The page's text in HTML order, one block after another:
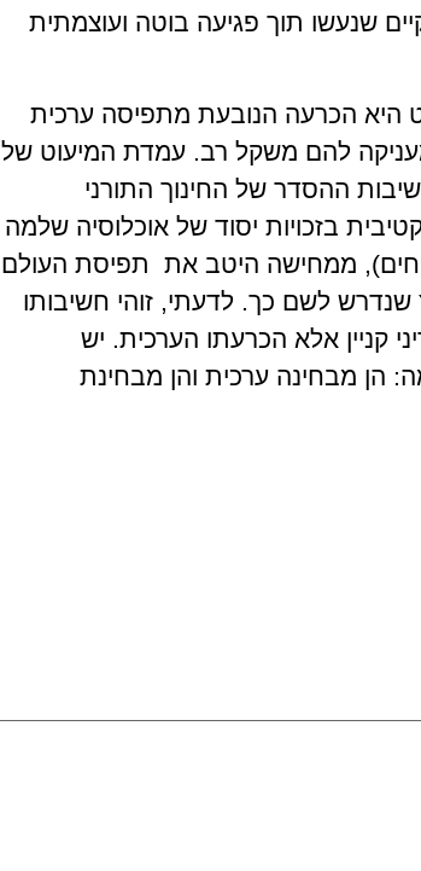
שנעשו תוך פגיעה בוטה ועוצמתית
הכרעה הנובעת מתפיסה ערכית
להם משקל רב. עמדת המיעוט של
ההסדר של החינוך התורני
בזכויות יסוד של אוכלוסיה שלמה
ממחישה היטב את תפיסת העולם
לשם כך. לדעתי, זוהי חשיבותו
קניין אלא הכרעתו הערכית. יש
הן מבחינה ערכית והן מבחינת